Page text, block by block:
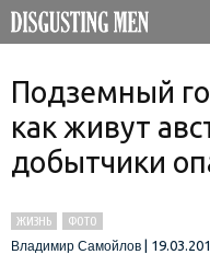
Подземный
как живут
добытчики
ЖИЗНЬ
ФОТО
Владимир Самойлов